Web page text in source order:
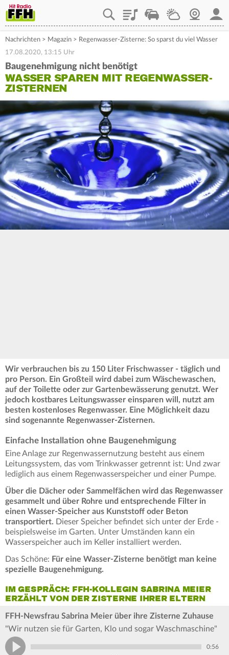
PlaylistStaupilotWetterWebcam
Nachrichten > Magazin > Regenwasser-Zisterne: So sparst du viel Wasser
17.08.2020, 13:15 Uhr
Baugenehmigung nicht benötigt
WASSER SPAREN MIT REGENWASSER-
ZISTERNEN
Wir verbrauchen bis zu 150 Liter Frischwasser - täglich und
pro Person. Ein Großteil wird dabei zum Wäschewaschen,
auf der Toilette oder zur Gartenbewässerung genutzt. Wer
jedoch kostbares Leitungswasser einsparen will, nutzt am
besten kostenloses Regenwasser. Eine Möglichkeit dazu
sind sogenannte Regenwasser-Zisternen.
Einfache Installation ohne Baugenehmigung
Eine Anlage zur Regenwassernutzung besteht aus einem
Leitungssystem, das vom Trinkwasser getrennt ist: Und zwar
lediglich aus einem Regenwasserspeicher und einer Pumpe.
Über die Dächer oder Sammelfächen wird das Regenwasser
gesammelt und über Rohre und entsprechende Filter in
einen Wasser-Speicher aus Kunststoff oder Beton
transportiert. Dieser Speicher befindet sich unter der Erde -
beispielsweise im Garten. Unter Umständen kann ein
Wasserspeicher auch im Keller installiert werden.
Das Schöne: Für eine Wasser-Zisterne benötigt man keine
spezielle Baugenehmigung.
IM GESPRÄCH: FFH-KOLLEGIN SABRINA MEIER
ERZÄHLT VON DER ZISTERNE IHRER ELTERN
FFH-Newsfrau Sabrina Meier über ihre Zisterne Zuhause
"Wir nutzen sie für Garten, Klo und sogar Waschmaschine"
0:56